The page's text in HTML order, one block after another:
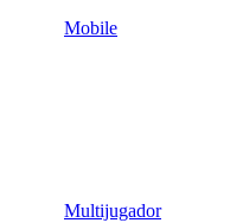
Mobile
Multijugador